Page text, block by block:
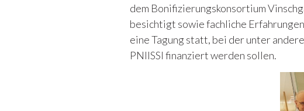
dem Bonifizierungskonsortium
besichtigt sowie fachliche
eine Tagung statt, bei der unter
PNIISSI finanziert werden sollen.